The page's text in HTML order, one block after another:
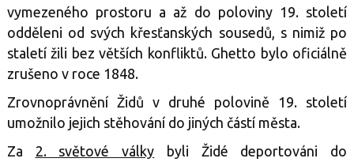
vymezeného prostoru a až do poloviny 19. století
odděleni od svých křesťanských sousedů, s nimiž po
staletí žili bez větších konfliktů. Ghetto bylo oficiálně
zrušeno v roce 1848.
Zrovnoprávnění Židů v druhé polovině 19. století
umožnilo jejich stěhování do jiných částí města.
Za 2. světové války byli Židé deportováni do